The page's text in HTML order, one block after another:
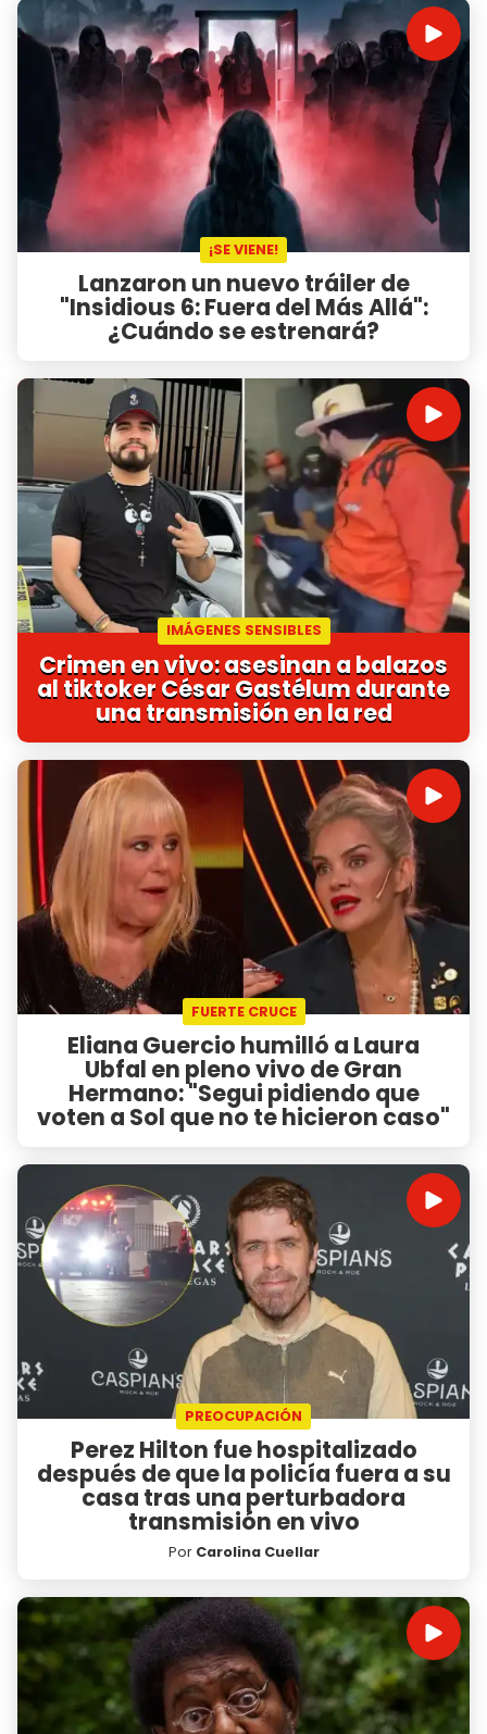
¡SE VIENE!
Lanzaron un nuevo tráiler de
"Insidious 6: Fuera del Más Allá":
¿Cuándo se estrenará?
IMÁGENES SENSIBLES
Crimen en vivo: asesinan a balazos
al tiktoker César Gastélum durante
una transmisión en la red
FUERTE CRUCE
Eliana Guercio humilló a Laura
Ubfal en pleno vivo de Gran
Hermano: "Segui pidiendo que
voten a Sol que no te hicieron caso"
PREOCUPACIÓN
Perez Hilton fue hospitalizado
después de que la policía fuera a su
casa tras una perturbadora
transmisión en vivo
Por Carolina Cuellar